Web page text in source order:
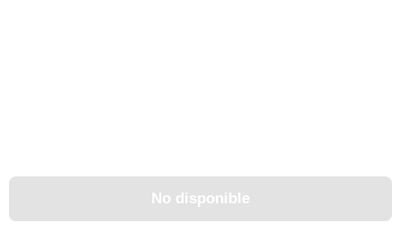
No disponible